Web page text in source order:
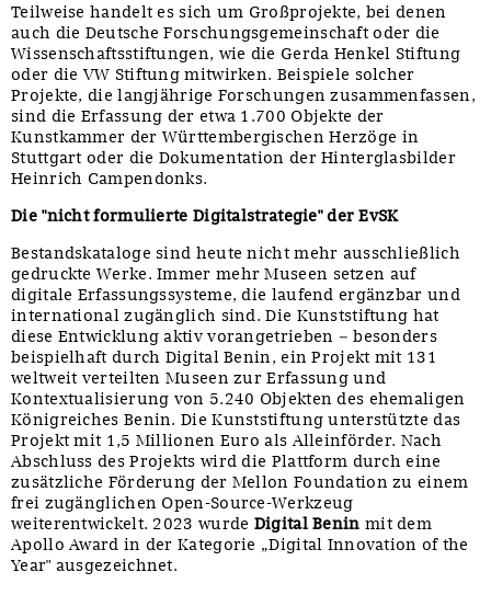
Teilweise handelt es sich um Großprojekte, bei denen
auch die Deutsche Forschungsgemeinschaft oder die
Wissenschaftsstiftungen, wie die Gerda Henkel Stiftung
oder die VW Stiftung mitwirken. Beispiele solcher
Projekte, die langjährige Forschungen zusammenfassen,
sind die Erfassung der etwa 1.700 Objekte der
Kunstkammer der Württembergischen Herzöge in
Stuttgart oder die Dokumentation der Hinterglasbilder
Heinrich Campendonks.
Die "nicht formulierte Digitalstrategie" der EvSK
Bestandskataloge sind heute nicht mehr ausschließlich
gedruckte Werke. Immer mehr Museen setzen auf
digitale Erfassungssysteme, die laufend ergänzbar und
international zugänglich sind. Die Kunststiftung hat
diese Entwicklung aktiv vorangetrieben – besonders
beispielhaft durch Digital Benin, ein Projekt mit 131
weltweit verteilten Museen zur Erfassung und
Kontextualisierung von 5.240 Objekten des ehemaligen
Königreiches Benin. Die Kunststiftung unterstützte das
Projekt mit 1,5 Millionen Euro als Alleinförder. Nach
Abschluss des Projekts wird die Plattform durch eine
zusätzliche Förderung der Mellon Foundation zu einem
frei zugänglichen Open-Source-Werkzeug
weiterentwickelt. 2023 wurde Digital Benin mit dem
Apollo Award in der Kategorie „Digital Innovation of the
Year" ausgezeichnet.